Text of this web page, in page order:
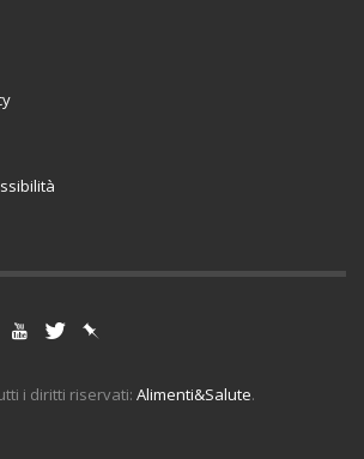
i diritti riservati: Alimenti&Salute.